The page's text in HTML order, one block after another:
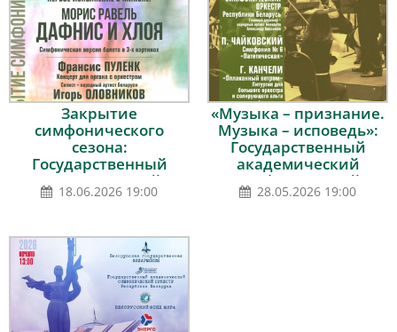
Закрытие
симфонического
сезона:
Государственный
академический
симфонический
Беларусь, дирижёр –
Александр Анисимов
18.06.2026 19:00
«Музыка – признание.
Музыка – исповедь»:
Государственный
академический
симфонический
оркестр Республики
28.05.2026 19:00